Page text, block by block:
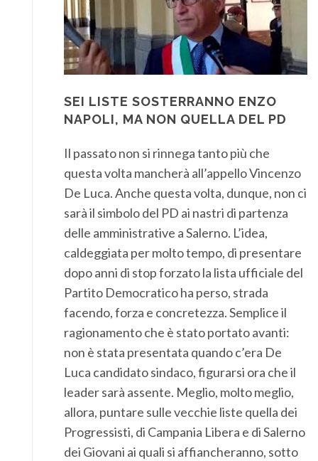
SEI LISTE SOSTERRANNO ENZO
NAPOLI, MA NON QUELLA DEL PD
Il passato non si rinnega tanto più che
questa volta mancherà all’appello Vincenzo
De Luca. Anche questa volta, dunque, non ci
sarà il simbolo del PD ai nastri di partenza
delle amministrative a Salerno. L’idea,
caldeggiata per molto tempo, di presentare
dopo anni di stop forzato la lista ufficiale del
Partito Democratico ha perso, strada
facendo, forza e concretezza. Semplice il
ragionamento che è stato portato avanti:
non è stata presentata quando c’era De
Luca candidato sindaco, figurarsi ora che il
leader sarà assente. Meglio, molto meglio,
allora, puntare sulle vecchie liste quella dei
Progressisti, di Campania Libera e di Salerno
dei Giovani ai quali si affiancheranno, sotto